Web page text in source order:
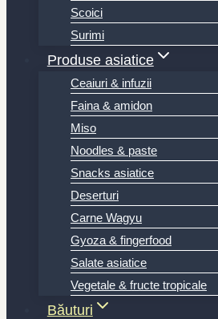
Scoici
Surimi
Produse asiatice
Ceaiuri & infuzii
Faina & amidon
Miso
Noodles & paste
Snacks asiatice
Deserturi
Carne Wagyu
Gyoza & fingerfood
Salate asiatice
Vegetale & fructe tropicale
Băuturi